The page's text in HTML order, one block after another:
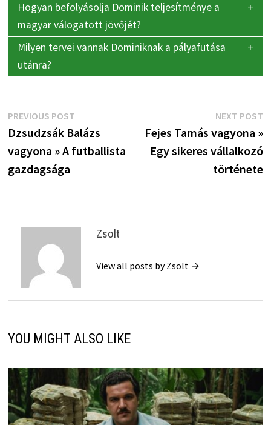
Hogyan befolyásolja Dominik teljesítménye a
magyar válogatott jövőjét?
Milyen tervei vannak Dominiknak a pályafutása
utánra?
Bejegyzés
navigáció
PREVIOUS POSTPrevious
post:
Dzsudzsák Balázs
vagyona » A futballista
gazdagsága
NEXT POST
Fejes Tamás vagyona »
Egy sikeres vállalkozó
története
Zsolt
View all posts by Zsolt →
YOU MIGHT ALSO LIKE